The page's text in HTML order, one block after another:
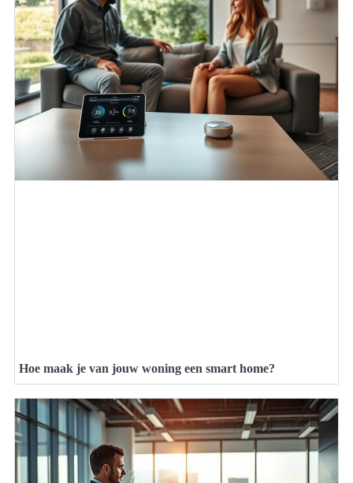
Hoe maak je van jouw woning een smart home?